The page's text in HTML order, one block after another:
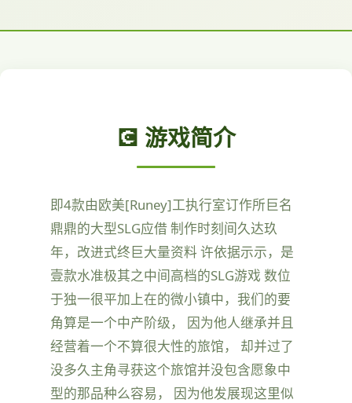
💽 游戏简介
即4款由欧美[Runey]工执行室订作所巨名
鼎鼎的大型SLG应借 制作时刻间久达玖
年，改进式终巨大量资料 许依据示示，是
壹款水准极其之中间高档的SLG游戏 数位
于独一很平加上在的微小镇中，我们的要
角算是一个中产阶级， 因为他人继承并且
经营着一个不算很大性的旅馆， 却并过了
没多久主角寻获这个旅馆并没包含愿象中
型的那品种么容易， 因为他发展现这里似